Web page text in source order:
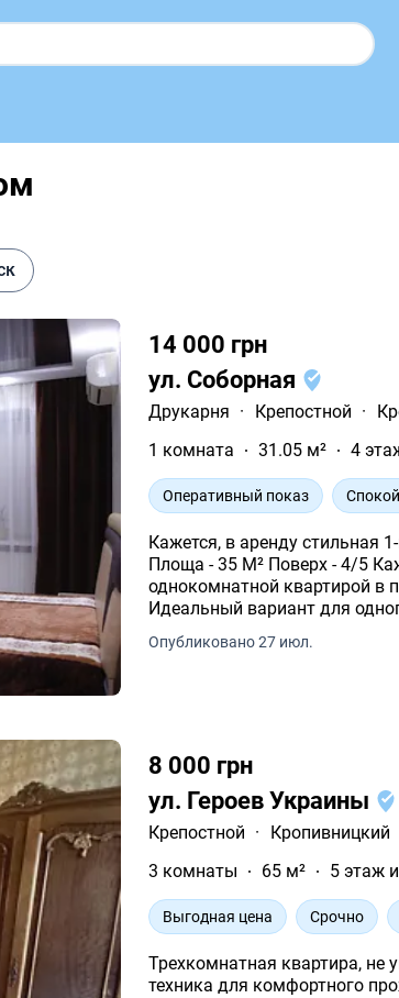
14 000 грн
ул. Соборная
Друкарня · Крепостной ·
1 комната
31.05 м² 4
Оперативный показ
Кажется, в аренду стильная
Площа - 35 М² Поверх - 4/5 Кажется современной и очень уютной
однокомнатной квартирой в
Идеальный вариант для
удобное расположение.
Опубликовано 27 июл.
8 000 грн
ул. Героев Украины
Крепостной ·
Кропивницкий
3 комнаты
65 м² 5 этаж
Выгодная цена Срочно
Трехкомнатная квартира, не
техника для комфортного